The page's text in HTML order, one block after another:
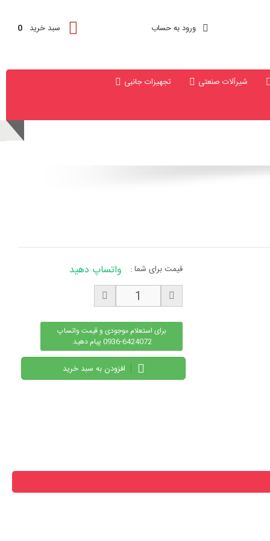
ورود به حساب سبد خرید 0
شیرآلات صنعتی تجهیزات جانبی
قیمت برای شما : واتساپ دهید
برای استعلام موجودی و قیمت واتساپ
6424072-0936 پیام دهید.
افزودن به سبد خرید